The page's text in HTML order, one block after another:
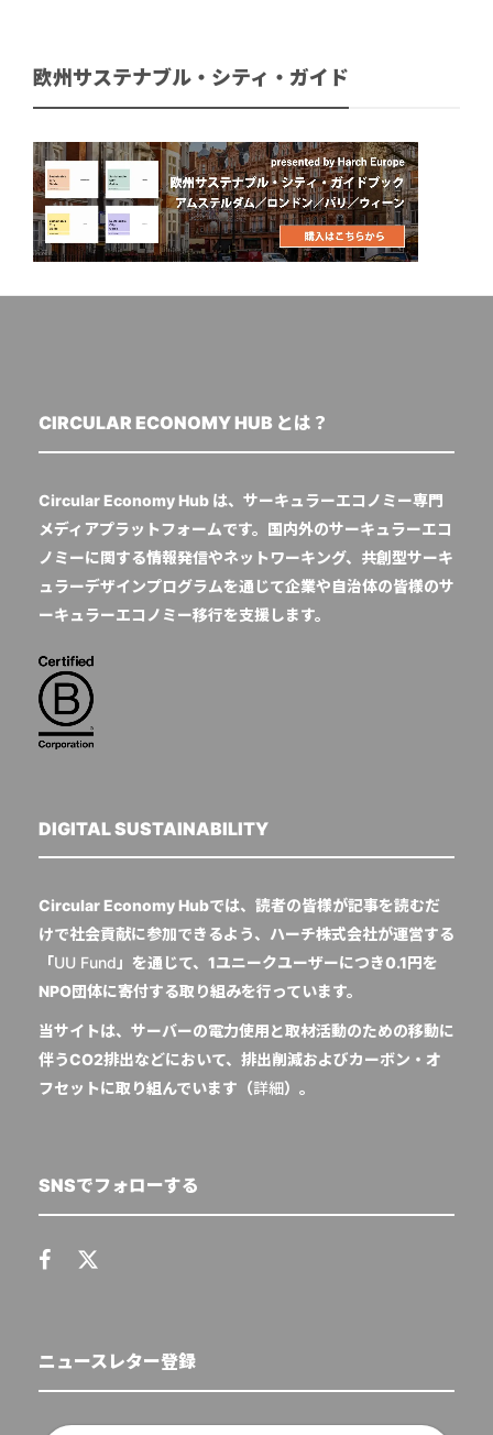
欧州サステナブル・シティ・ガイド
CIRCULAR ECONOMY HUB とは？
Circular Economy Hub は、サーキュラーエコノミー専門
メディアプラットフォームです。国内外のサーキュラーエコ
ノミーに関する情報発信やネットワーキング、共創型サーキ
ュラーデザインプログラムを通じて企業や自治体の皆様のサ
ーキュラーエコノミー移行を支援します。
DIGITAL SUSTAINABILITY
Circular Economy Hubでは、読者の皆様が記事を読むだ
けで社会貢献に参加できるよう、ハーチ株式会社が運営する
「UU Fund 」を通じて、1ユニークユーザーにつき0.1円を
NPO団体に寄付する取り組みを行っています。
当サイトは、サーバーの電力使用と取材活動のための移動に
伴うCO2排出などにおいて、排出削減およびカーボン・オ
フセットに取り組んでいます（詳細）。
SNSでフォローする
ニュースレター登録